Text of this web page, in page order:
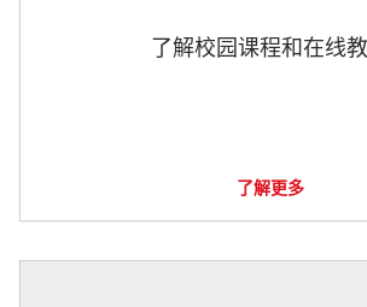
了解校园课程和在线
了解更多